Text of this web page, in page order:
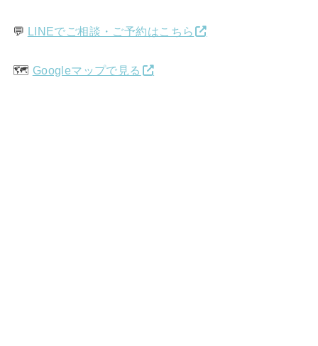
💬 LINEでご相談・ご予約はこちら
🗺️ Googleマップで見る